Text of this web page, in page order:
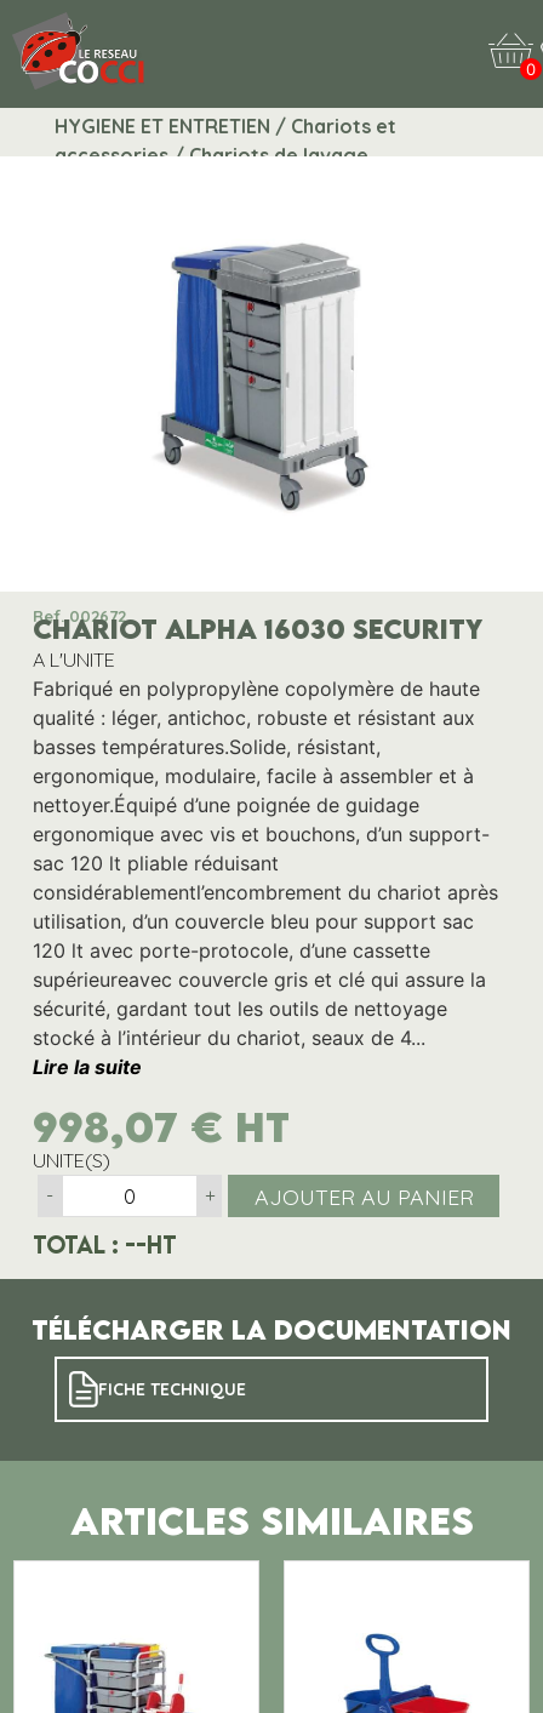
0
HYGIENE ET ENTRETIEN / Chariots et
accessories / Chariots de lavage
Ref. 002672
CHARIOT ALPHA 16030 SECURITY
A L'UNITE
Fabriqué en polypropylène copolymère de haute
qualité : léger, antichoc, robuste et résistant aux
basses températures.Solide, résistant,
ergonomique, modulaire, facile à assembler et à
nettoyer.Équipé d’une poignée de guidage
ergonomique avec vis et bouchons, d’un support-
sac 120 lt pliable réduisant
considérablementl’encombrement du chariot après
utilisation, d’un couvercle bleu pour support sac
120 lt avec porte-protocole, d’une cassette
supérieureavec couvercle gris et clé qui assure la
sécurité, gardant tout les outils de nettoyage
stocké à l’intérieur du chariot, seaux de 4...
Lire la suite
998,07 € HT
UNITE(S)
-
+ AJOUTER AU PANIER
Total : --HT
Télécharger la documentation
FICHE TECHNIQUE
ARTICLES SIMILAIRES